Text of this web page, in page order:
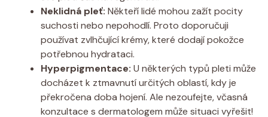
Neklidná pleť: Někteří lidé mohou zažít pocity
suchosti nebo nepohodlí. Proto doporučuji
používat zvlhčující krémy, které dodají pokožce
potřebnou hydrataci.
Hyperpigmentace: U některých typů pleti může
docházet k ztmavnutí určitých oblastí, kdy je
překročena doba hojení. Ale nezoufejte, včasná
konzultace s dermatologem může situaci vyřešit!